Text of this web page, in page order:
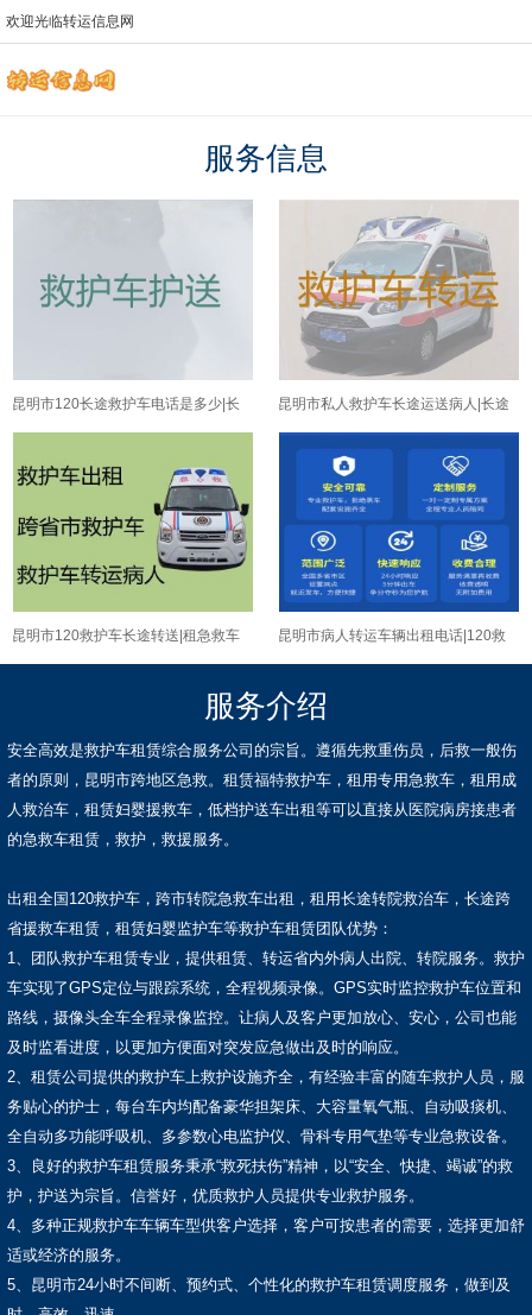
欢迎光临转运信息网
服务信息
昆明市120长途救护车电话是多少|长
途医疗转运车出租，24小时在线电话
昆明市私人救护车长途运送病人|长途
医疗护送车，全国各地都有车
昆明市120救护车长途转送|租急救车
护送病人返乡
昆明市病人转运车辆出租电话|120救
护车出租长途转运
服务介绍
安全高效是救护车租赁综合服务公司的宗旨。遵循先救重伤员，后救一般伤
者的原则，昆明市跨地区急救。租赁福特救护车，租用专用急救车，租用成
人救治车，租赁妇婴援救车，低档护送车出租等可以直接从医院病房接患者
的急救车租赁，救护，救援服务。
出租全国120救护车，跨市转院急救车出租，租用长途转院救治车，长途跨
省援救车租赁，租赁妇婴监护车等救护车租赁团队优势：
1、团队救护车租赁专业，提供租赁、转运省内外病人出院、转院服务。救护
车实现了GPS定位与跟踪系统，全程视频录像。GPS实时监控救护车位置和
路线，摄像头全车全程录像监控。让病人及客户更加放心、安心，公司也能
及时监看进度，以更加方便面对突发应急做出及时的响应。
2、租赁公司提供的救护车上救护设施齐全，有经验丰富的随车救护人员，服
务贴心的护士，每台车内均配备豪华担架床、大容量氧气瓶、自动吸痰机、
全自动多功能呼吸机、多参数心电监护仪、骨科专用气垫等专业急救设备。
3、良好的救护车租赁服务秉承“救死扶伤”精神，以“安全、快捷、竭诚”的救
护，护送为宗旨。信誉好，优质救护人员提供专业救护服务。
4、多种正规救护车车辆车型供客户选择，客户可按患者的需要，选择更加舒
适或经济的服务。
5、昆明市24小时不间断、预约式、个性化的救护车租赁调度服务，做到及